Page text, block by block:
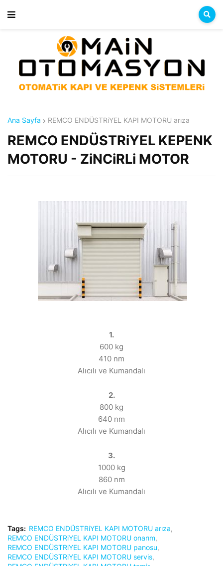
Ana Sayfa REMCO ENDÜSTRiYEL KAPI MOTORU arıza
REMCO ENDÜSTRiYEL KEPENK
MOTORU - ZiNCiRLi MOTOR
1.
600 kg
410 nm
Alıcılı ve Kumandalı
2.
800 kg
640 nm
Alıcılı ve Kumandalı
3.
1000 kg
860 nm
Alıcılı ve Kumandalı
Tags: REMCO ENDÜSTRiYEL KAPI MOTORU arıza
REMCO ENDÜSTRiYEL KAPI MOTORU onarım
REMCO ENDÜSTRiYEL KAPI MOTORU panosu
REMCO ENDÜSTRiYEL KAPI MOTORU servis